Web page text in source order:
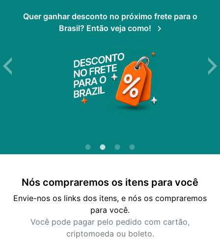
Quer ganhar desconto no próximo frete para o
Brasil? Então veja como!
Nós compraremos os itens para você
Envie-nos os links dos itens, e nós os compraremos
para você.
Você pode pagar pelo pedido com cartão,
criptomoeda ou boleto.